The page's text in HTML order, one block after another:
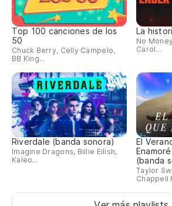
Top 100 canciones de los
50
Chuck Berry, Celly Campelo,
BB King...
La
No
Carol...
Riverdale (banda sonora)
Imagine Dragons, Billie Eilish,
Kaleo...
El
(banda
Taylor
Chappell